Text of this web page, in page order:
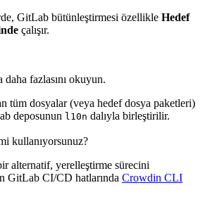
GitLab bütünleştirmesi özellikle Hedef
çalışır.
daha fazlasını okuyun.
tüm dosyalar (veya hedef dosya paketleri)
deposunun l10n dalıyla birleştirilir.
kullanıyorsunuz?
alternatif, yerelleştirme sürecini
GitLab CI/CD hatlarında Crowdin CLI